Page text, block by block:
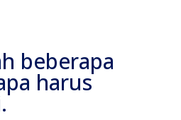
beberapa
harus